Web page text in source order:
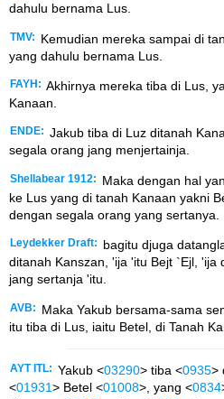
dahulu bernama Lus.
TMV:
Kemudian mereka sampai di
yang dahulu bernama Lus.
FAYH: Akhirnya mereka tiba di Lus,
Kanaan.
ENDE: Jakub tiba di Luz ditanah
segala orang jang menjertainja.
Shellabear 1912:
Maka dengan hal
ke Lus yang di tanah Kanaan yakni
dengan segala orang yang sertanya.
Leydekker Draft:
bagitu djuga
ditanah Kanszan, 'ija 'itu Bejt `Ejl, 'ija
jang sertanja 'itu.
AVB:
Maka Yakub bersama-sama
itu tiba di Lus, iaitu Betel, di Tanah
AYT ITL: Yakub <03290> tiba <0935>
<01931> Betel <01008>, yang <0834